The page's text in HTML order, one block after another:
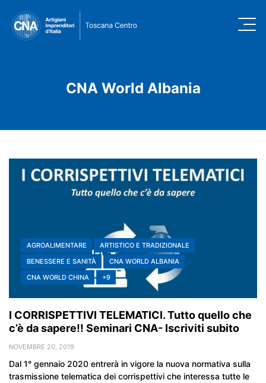
CNA World Albania
AGROALIMENTARE
ARTISTICO E TRADIZIONALE
BENESSERE E SANITÀ
CNA WORLD ALBANIA
CNA WORLD CHINA
+9
I CORRISPETTIVI TELEMATICI. Tutto quello che
c’è da sapere!! Seminari CNA- Iscriviti subito
NOVEMBRE 20, 2019
Dal 1° gennaio 2020 entrerà in vigore la nuova normativa sulla
trasmissione telematica dei corrispettivi che interessa tutte le